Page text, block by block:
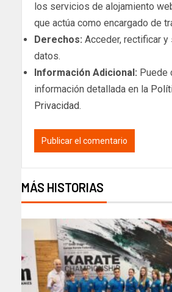
los servicios de alojamiento
que actúa como encargado de
Derechos: Acceder, rectificar
datos.
Información Adicional: Puede
información detallada en la
Privacidad.
MÁS HISTORIAS